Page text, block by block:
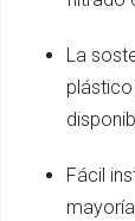
La
Fácil